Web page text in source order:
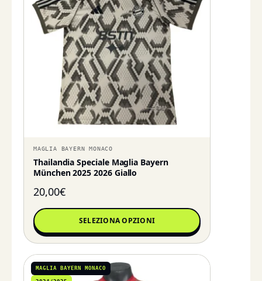
MAGLIA BAYERN MONACO
Thailandia Speciale Maglia Bayern
München 2025 2026 Giallo
20,00€
SELEZIONA OPZIONI
MAGLIA BAYERN MONACO